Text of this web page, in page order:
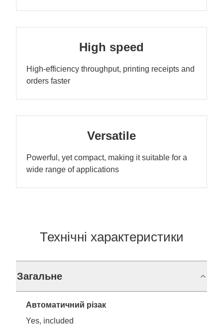
High speed
High-efficiency throughput, printing receipts and
orders faster
Versatile
Powerful, yet compact, making it suitable for a
wide range of applications
Технічні характеристики
Загальне
Автоматичний різак
Yes, included